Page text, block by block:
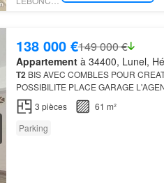
138 000 €149 000 €
Appartementà 34400, Lunel,
T2 BIS AVEC COMBLES POUR
POSSIBILITE PLACE GARAGE
EXCLUSIVITE CE BEAU
cœur du centre-ville de Lune…
3 pièces
61 m²
Parking